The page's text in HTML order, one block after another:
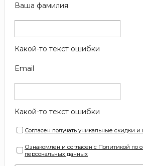
Ваша фамилия
Какой-то текст ошибки
Email
Какой-то текст ошибки
Согласен получать уникальные скидки
Ознакомлен и согласен с Политикой по
персональных данных